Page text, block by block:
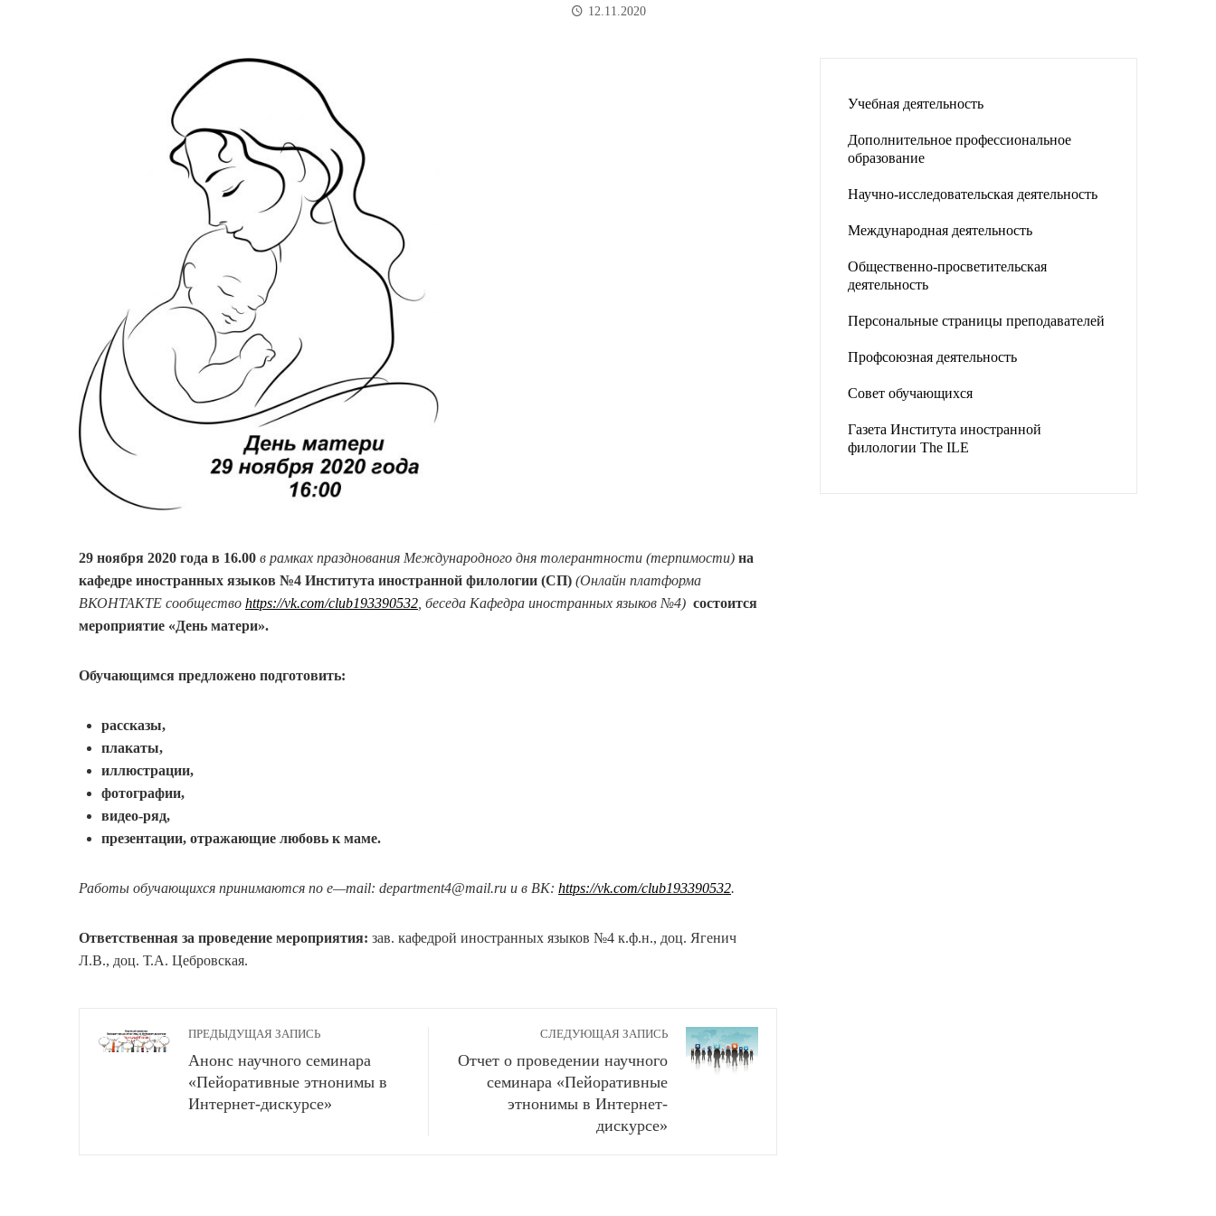
12.11.2020
29 ноября 2020 года в 16.00 в рамках празднования Международного дня толерантности (терпимости) на
кафедре иностранных языков №4 Института иностранной филологии (СП) (Онлайн платформа
ВКОНТАКТЕ сообщество https://vk.com/club193390532 , беседа Кафедра иностранных языков №4) состоится
мероприятие «День матери».
Обучающимся предложено подготовить:
рассказы,
плакаты,
иллюстрации,
фотографии,
видео-ряд,
презентации, отражающие любовь к маме.
Работы обучающихся принимаются по e—mail: department4@mail.ru и в ВК: https://vk.com/club193390532.
Ответственная за проведение мероприятия: зав. кафедрой иностранных языков №4 к.ф.н., доц. Ягенич
Л.В., доц. Т.А. Цебровская.
ПРЕДЫДУЩАЯ ЗАПИСЬ
Анонс научного семинара
«Пейоративные этнонимы в
Интернет-дискурсе»
СЛЕДУЮЩАЯ ЗАПИСЬ
Отчет о проведении научного
семинара «Пейоративные
этнонимы в Интернет-
дискурсе»
Учебная деятельность
Дополнительное профессиональное
образование
Научно-исследовательская деятельность
Международная деятельность
Общественно-просветительская
деятельность
Персональные страницы преподавателей
Профсоюзная деятельность
Совет обучающихся
Газета Института иностранной
филологии The ILE